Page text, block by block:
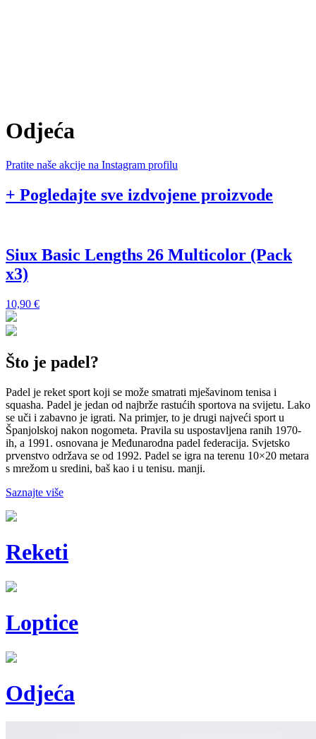
Odjeća
Pratite naše akcije na Instagram profilu
+ Pogledajte sve izdvojene proizvode
Siux Basic Lengths 26 Multicolor (Pack
x3)
10,90 €
Što je padel?
Padel je reket sport koji se može smatrati mješavinom tenisa i
squasha. Padel je jedan od najbrže rastućih sportova na svijetu. Lako
se uči i zabavno je igrati. Na primjer, to je drugi najveći sport u
Španjolskoj nakon nogometa. Pravila su uspostavljena ranih 1970-
ih, a 1991. osnovana je Međunarodna padel federacija. Svjetsko
prvenstvo održava se od 1992. Padel se igra na terenu 10×20 metara
s mrežom u sredini, baš kao i u tenisu. manji.
Saznajte više
Reketi
Loptice
Odjeća